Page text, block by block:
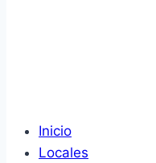
Inicio
Locales